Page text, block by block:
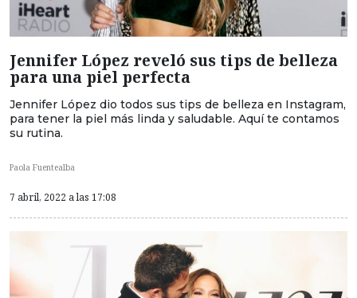
Jennifer López reveló sus tips de belleza
para una piel perfecta
Jennifer López dio todos sus tips de belleza en Instagram,
para tener la piel más linda y saludable. Aquí te contamos
su rutina.
Paola Fuentealba
7 abril, 2022 a las 17:08